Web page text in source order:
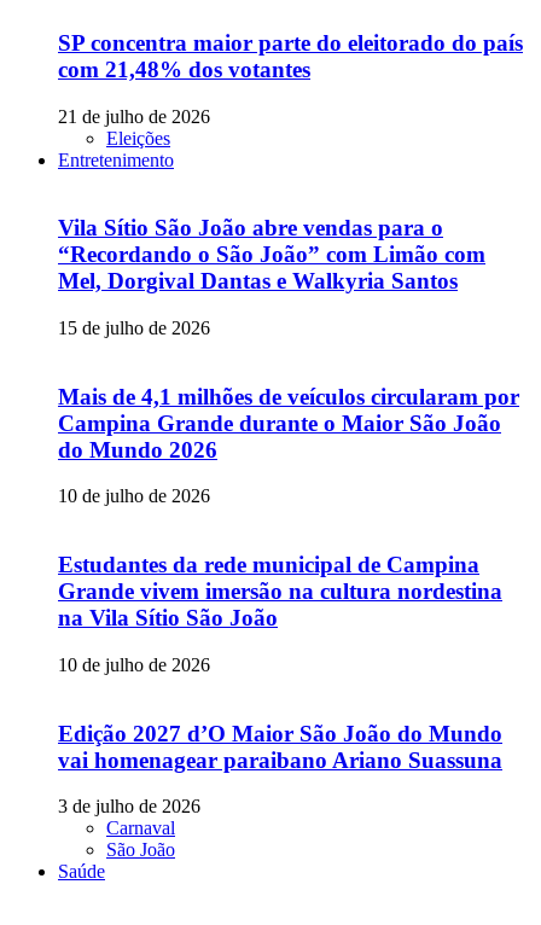
SP concentra maior parte do eleitorado do país
com 21,48% dos votantes
21 de julho de 2026
Eleições
Entretenimento
Vila Sítio São João abre vendas para o
“Recordando o São João” com Limão com
Mel, Dorgival Dantas e Walkyria Santos
15 de julho de 2026
Mais de 4,1 milhões de veículos circularam por
Campina Grande durante o Maior São João
do Mundo 2026
10 de julho de 2026
Estudantes da rede municipal de Campina
Grande vivem imersão na cultura nordestina
na Vila Sítio São João
10 de julho de 2026
Edição 2027 d’O Maior São João do Mundo
vai homenagear paraibano Ariano Suassuna
3 de julho de 2026
Carnaval
São João
Saúde